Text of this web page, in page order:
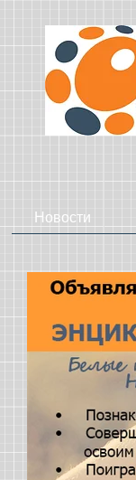
Новости